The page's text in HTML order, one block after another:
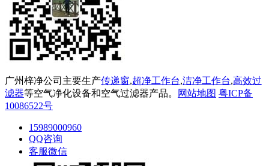
广州梓净公司主要生产传递窗,超净工作台,洁净工作台,高效过
滤器等空气净化设备和空气过滤器产品。 网站地图 粤ICP备
10086522号
15989000960
QQ咨询
客服微信